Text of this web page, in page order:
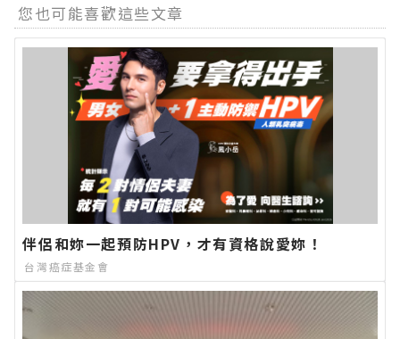
您也可能喜歡這些文章
伴侶和妳一起預防HPV，才有資格說愛妳！
台灣癌症基金會